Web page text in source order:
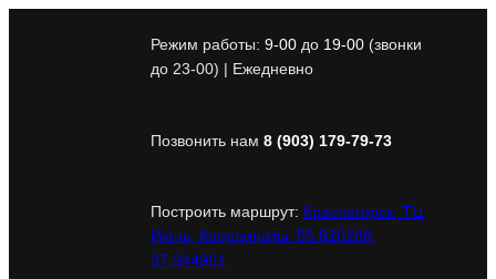
Режим работы: 9-00 до 19-00 (звонки
до 23-00) | Ежедневно
Позвонить нам 8 (903) 179-79-73
Построить маршрут: Красногорск, ТЦ
Июнь, Координаты: 55.820288,
37.344961